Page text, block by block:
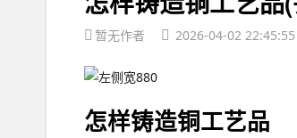
暂无作者 2026-04-02 22:45:55
怎样铸造铜工艺品